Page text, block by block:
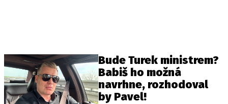
Bude Turek ministrem?
Babiš ho možná
navrhne, rozhodoval
by Pavel!